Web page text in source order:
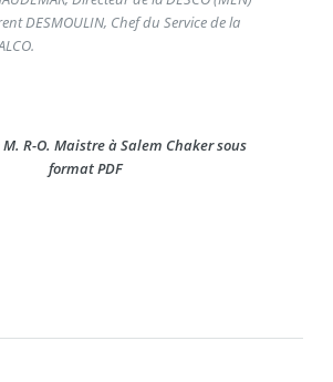
Chef du Service de la
R-O. Maistre à Salem Chaker sous
format PDF